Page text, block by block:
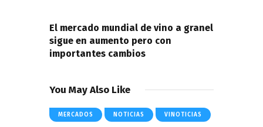
El mercado mundial de vino a granel
sigue en aumento pero con
importantes cambios
You May Also Like
MERCADOS NOTICIAS VINOTICIAS